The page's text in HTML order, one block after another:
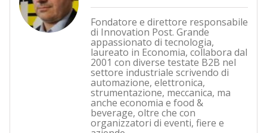
Fondatore e direttore responsabile
di Innovation Post. Grande
appassionato di tecnologia,
laureato in Economia, collabora dal
2001 con diverse testate B2B nel
settore industriale scrivendo di
automazione, elettronica,
strumentazione, meccanica, ma
anche economia e food &
beverage, oltre che con
organizzatori di eventi, fiere e